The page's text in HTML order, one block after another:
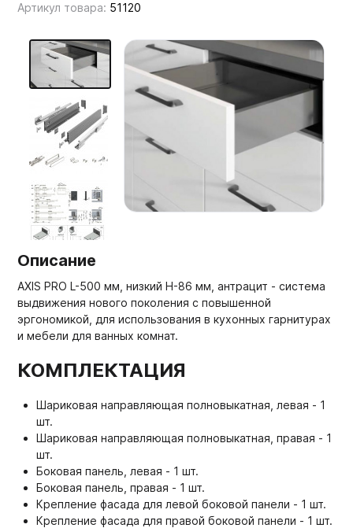
Фасады
Мебельные образцы, каталоги
Артикул товара: 51120
Описание
AXIS PRO L-500 мм, низкий H-86 мм, антрацит - система
выдвижения нового поколения с повышенной
эргономикой, для использования в кухонных гарнитурах
и мебели для ванных комнат.
КОМПЛЕКТАЦИЯ
Шариковая направляющая полновыкатная, левая - 1
шт.
Шариковая направляющая полновыкатная, правая - 1
шт.
Боковая панель, левая - 1 шт.
Боковая панель, правая - 1 шт.
Крепление фасада для левой боковой панели - 1 шт.
Крепление фасада для правой боковой панели - 1 шт.